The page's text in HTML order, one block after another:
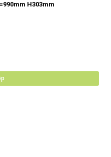
H303mm